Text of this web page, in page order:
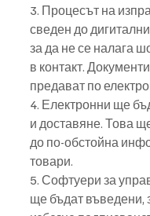
3. Процесът на
сведен до
за да не се налага
в контакт.
предават по
4. Електронни ще
и доставяне. Това
до по-обстойна
товари.
5. Софтуери за
ще бъдат въведени,